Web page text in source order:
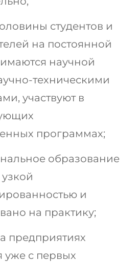
студентов и
на постоянной
научной
техническими
участвуют в
программах;
образование
узкой
и
на практику;
предприятиях
уже с первых